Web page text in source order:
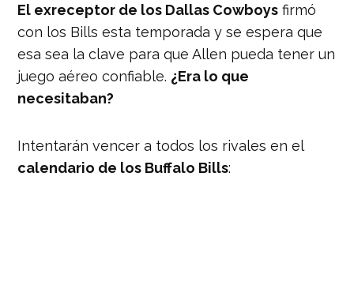
El exreceptor de los Dallas Cowboys firmó
con los Bills esta temporada y se espera que
esa sea la clave para que Allen pueda tener un
juego aéreo confiable. ¿Era lo que
necesitaban?
Intentarán vencer a todos los rivales en el
calendario de los Buffalo Bills: